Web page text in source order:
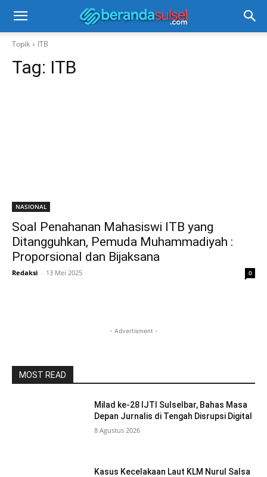
Topik ITB
Tag: ITB
NASIONAL
Soal Penahanan Mahasiswi ITB yang
Ditangguhkan, Pemuda Muhammadiyah :
Proporsional dan Bijaksana
Redaksi - 13 Mei 2025 0
- Advertisment -
MOST READ
Milad ke-28 IJTI Sulselbar, Bahas Masa
Depan Jurnalis di Tengah Disrupsi Digital
8 Agustus 2026
Kasus Kecelakaan Laut KLM Nurul Salsa